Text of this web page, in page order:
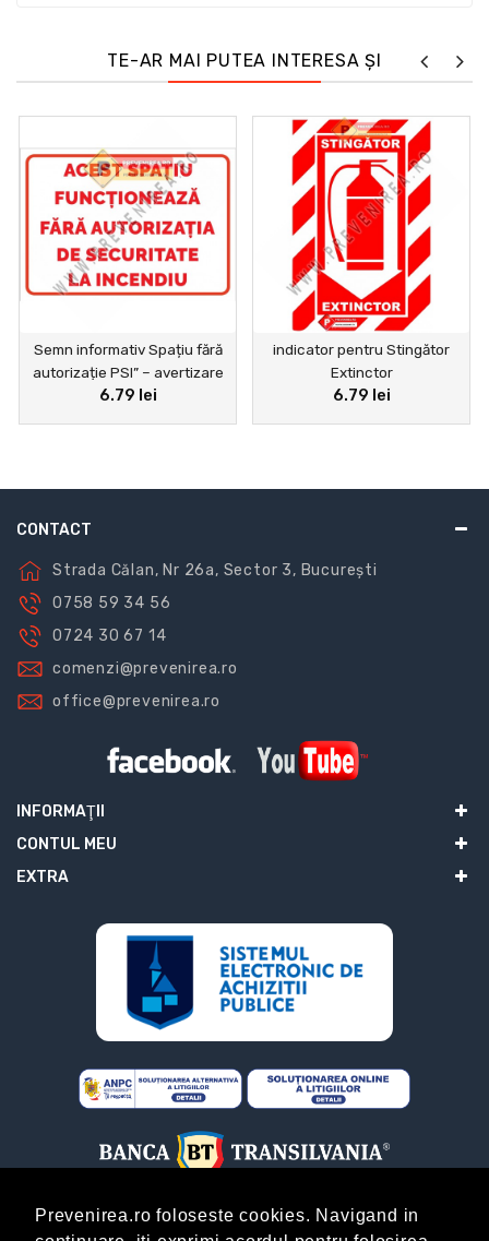
Prevenirea.ro foloseste cookies. Navigand in
TE-AR MAI PUTEA INTERESA ȘI
Semn informativ Spațiu fără
autorizație PSI” – avertizare
securitate la incendiu
6.79 lei
indicator pentru Stingător
Extinctor
6.79 lei
CONTACT
Strada Călan, Nr 26a, Sector 3, București
0758 59 34 56
0724 30 67 14
comenzi@prevenirea.ro
office@prevenirea.ro
INFORMAŢII
CONTUL MEU
EXTRA